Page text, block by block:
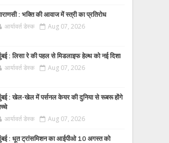
: भक्ति की आवाज में स्त्री का प्रतिरोध
आर्यावर्त डेस्क Aug 07, 2026
: लिसा रे की पहल से मिडलाइफ हेल्थ को नई दिशा
आर्यावर्त डेस्क Aug 07, 2026
: खेल-खेल में पर्सनल केयर की दुनिया से रूबरू होंगे
आर्यावर्त डेस्क Aug 07, 2026
: धूत ट्रांसमिशन का आईपीओ 10 अगस्त को